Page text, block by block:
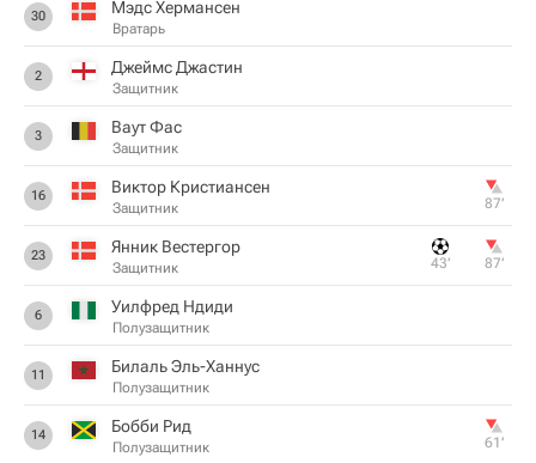
30 Мэдс Хермансен
Вратарь
2 Джеймс Джастин
Защитник
3 Ваут Фас
Защитник
16 Виктор Кристиансен
Защитник 87‎’‎
23 Янник Вестергор
Защитник 43‎’‎ 87‎’‎
6 Уилфред Ндиди
Полузащитник
11 Билаль Эль-Ханнус
Полузащитник
14 Бобби Рид
Полузащитник 61‎’‎